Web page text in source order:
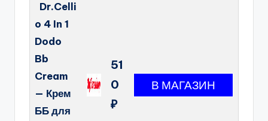
Dr.Celli
o 4 In 1
Dodo
Bb
Cream
— Крем
ББ для
51
0
₽